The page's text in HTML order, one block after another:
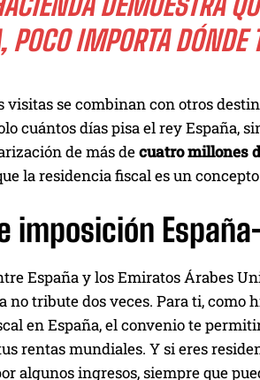
POCO IMPORTA DÓNDE
visitas se combinan con otros
cuántos días pisa el rey España,
de más decuatro millones
la residencia fiscal es un
imposición
España y los Emiratos Árabes
no tribute dos veces. Para ti, como
en España, el convenio te
rentas mundiales. Y si eres
algunos ingresos, siempre que